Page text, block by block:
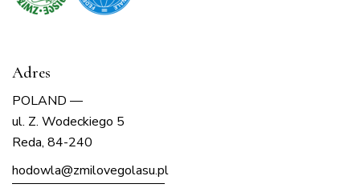
Adres
POLAND —
ul. Z. Wodeckiego 5
Reda, 84-240
hodowla@zmilovegolasu.pl